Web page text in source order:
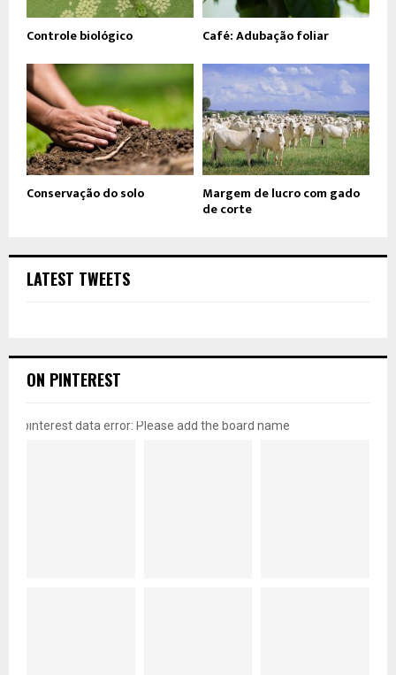
Controle biológico Café: Adubação foliar
Conservação do solo Margem de lucro com gado
de corte
LATEST TWEETS
ON PINTEREST
pinterest data error: Please add the board name